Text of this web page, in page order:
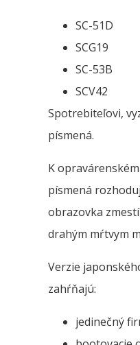
SC-51D
SCG19
SC-53B
SCV42
Spotrebiteľovi,
písmená.
K
písmená
obrazovka
drahým mŕtvym
Verzie
zahŕňajú:
jedinečný